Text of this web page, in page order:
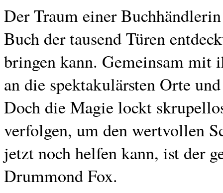
Der Traum einer
Buch der tausend Türen
bringen kann. Gemeinsam mit
an die spektakulärsten Orte
Doch die Magie lockt
verfolgen, um den wertvollen
jetzt noch helfen kann, ist der
Drummond Fox.